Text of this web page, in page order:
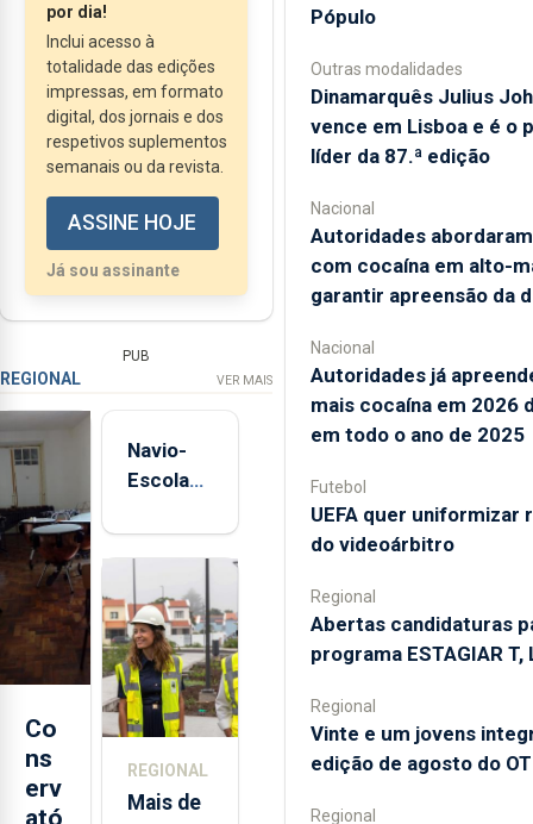
um milhão de euros
em prémios à
população.
por dia!
Inclui acesso à
totalidade das edições
impressas, em formato
digital, dos jornais e dos
respetivos suplementos
semanais ou da revista.
ASSINE HOJE
Já sou assinante
PUB
REGIONAL VER MAIS
Co
ns
erv
ató
Navio-
Escola
está de
aos
Açores
REGIONAL
Mais de
Pópulo
Outras modalidades
Dinamarquês Julius
vence em Lisboa e é o
líder da 87.ª edição
Nacional
Autoridades
com cocaína em alto-
garantir apreensão da
Nacional
Autoridades já
mais cocaína em 2026
em todo o ano de 2025
Futebol
UEFA quer uniformizar
do videoárbitro
Regional
Abertas candidaturas
programa ESTAGIAR T,
Regional
Vinte e um jovens
edição de agosto do
Regional